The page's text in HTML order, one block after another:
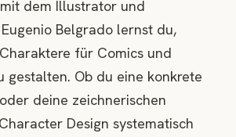
dem Illustrator und
Belgrado lernst du,
für Comics und
gestalten. Ob du eine konkrete
deine zeichnerischen
Design systematisch